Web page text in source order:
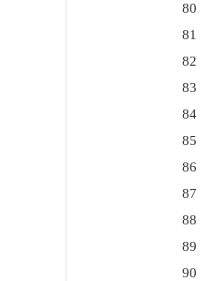
80
81
82
83
84
85
86
87
88
89
90